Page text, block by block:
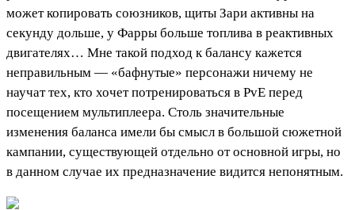
может копировать союзников, щиты Зари активны на
секунду дольше, у Фарры больше топлива в реактивных
двигателях… Мне такой подход к балансу кажется
неправильным — «бафнутые» персонажи ничему не
научат тех, кто хочет потренироваться в PvE перед
посещением мультиплеера. Столь значительные
изменения баланса имели бы смысл в большой сюжетной
кампании, существующей отдельно от основной игры, но
в данном случае их предназначение видится непонятным.